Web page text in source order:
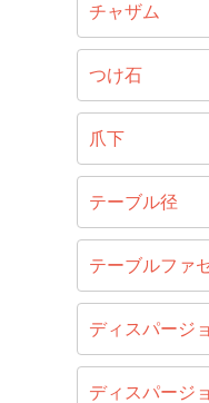
チャザム
つけ石
爪下
テーブル径
テーブルファ
ディスパージ
ディスパージ